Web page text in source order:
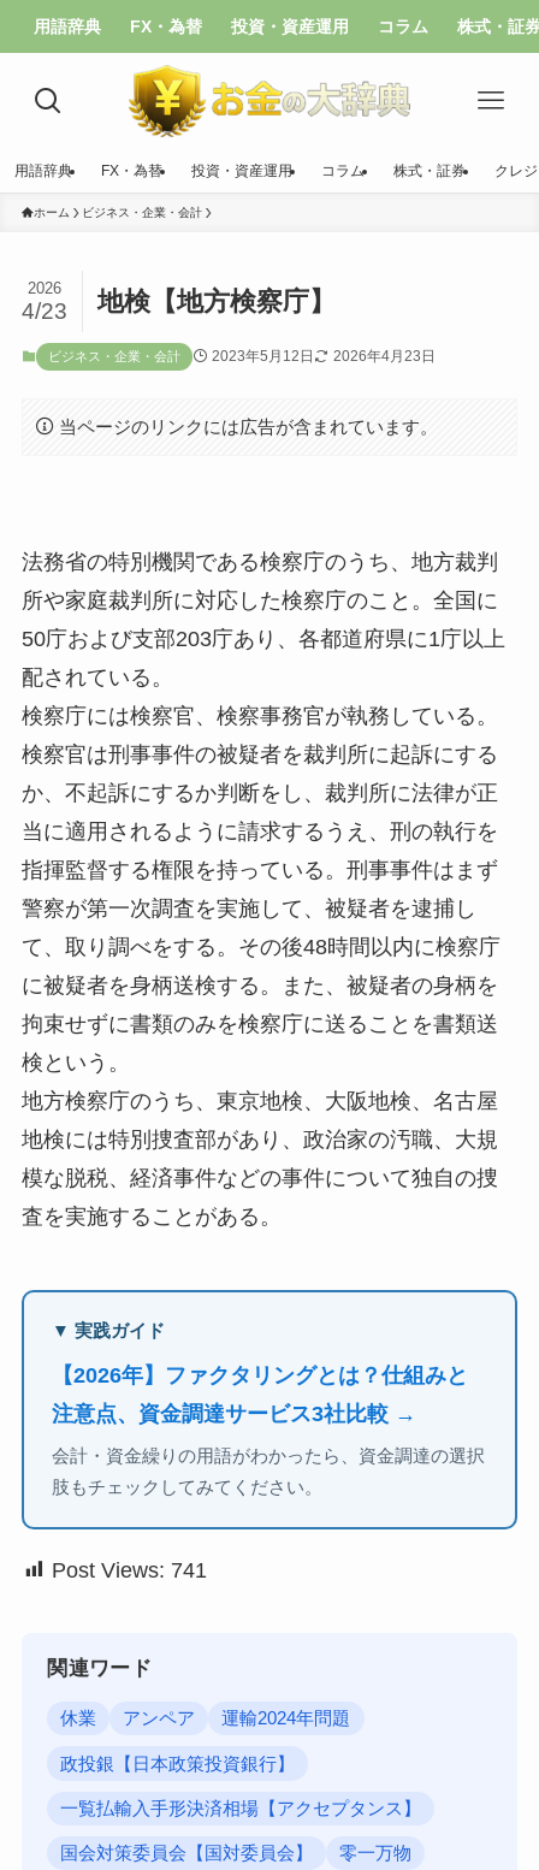
用語辞典 FX・為替 投資・資産運用 コラム 株式・証
用語辞典 FX・為替 投資・資産運用 コラム 株式・証券 クレ
ホーム ビジネス・企業・会計
地検【地方検察庁】
2026
4/23
ビジネス・企業・会計 2023年5月12日 2026年4月23日
当ページのリンクには広告が含まれています。
法務省の特別機関である検察庁のうち、地方裁判
所や家庭裁判所に対応した検察庁のこと。全国に
50庁および支部203庁あり、各都道府県に1庁以上
配されている。
検察庁には検察官、検察事務官が執務している。
検察官は刑事事件の被疑者を裁判所に起訴にする
か、不起訴にするか判断をし、裁判所に法律が正
当に適用されるように請求するうえ、刑の執行を
指揮監督する権限を持っている。刑事事件はまず
警察が第一次調査を実施して、被疑者を逮捕し
て、取り調べをする。その後48時間以内に検察庁
に被疑者を身柄送検する。また、被疑者の身柄を
拘束せずに書類のみを検察庁に送ることを書類送
検という。
地方検察庁のうち、東京地検、大阪地検、名古屋
地検には特別捜査部があり、政治家の汚職、大規
模な脱税、経済事件などの事件について独自の捜
査を実施することがある。
▼ 実践ガイド
【2026年】ファクタリングとは？仕組みと
注意点、資金調達サービス3社比較 →
会計・資金繰りの用語がわかったら、資金調達の選択
肢もチェックしてみてください。
Post Views: 741
関連ワード
休業 アンペア 運輸2024年問題
政投銀【日本政策投資銀行】
一覧払輸入手形決済相場【アクセプタンス】
国会対策委員会【国対委員会】 零一万物